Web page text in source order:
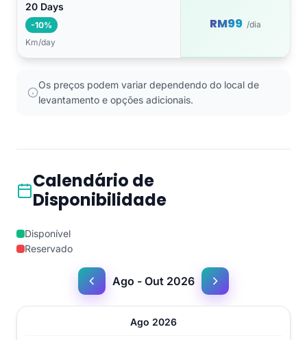
20 Days
-10%
Km/day
RM99 /dia
Os preços podem variar dependendo do local de
levantamento e opções adicionais.
Calendário de
Disponibilidade
Disponível
Reservado
Ago - Out 2026
Ago 2026